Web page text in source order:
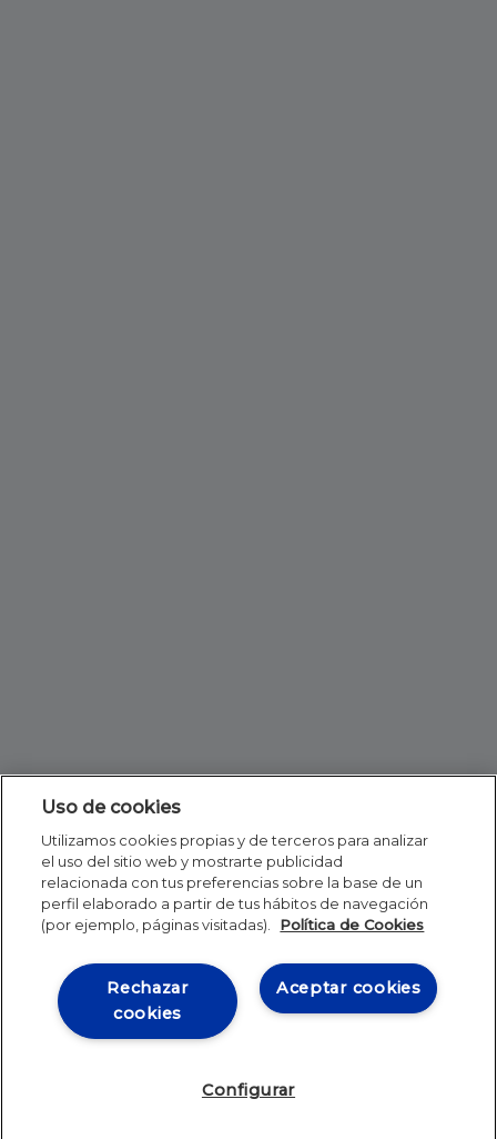
Uso de cookies
Utilizamos cookies propias y de terceros para analizar
el uso del sitio web y mostrarte publicidad
relacionada con tus preferencias sobre la base de un
perfil elaborado a partir de tus hábitos de navegación
(por ejemplo, páginas visitadas).
Política de Cookies
Aceptar cookies
Rechazar
cookies
Configurar